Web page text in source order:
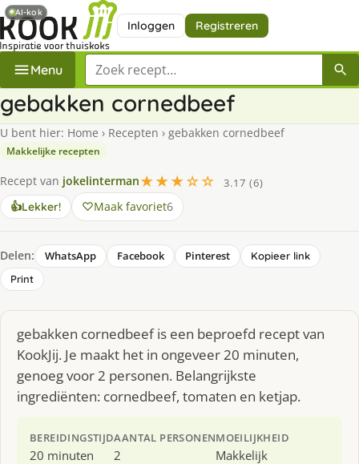
Inloggen Registreren
Menu Zoek een recept
gebakken cornedbeef
U bent hier: Home › Recepten › gebakken cornedbeef
Makkelijke recepten
Recept van jokelinterman★★★☆☆
3.17 (6)
👍Lekker! Maak favoriet6
Delen: WhatsApp Facebook Pinterest
Kopieer link
Print
gebakken cornedbeef is een beproefd recept van
KookJij. Je maakt het in ongeveer 20 minuten,
genoeg voor 2 personen. Belangrijkste
ingrediënten: cornedbeef, tomaten en ketjap.
BEREIDINGSTIJD
20 minuten
AANTAL PERSONEN
2
MOEILIJKHEID
Makkelijk
AI-kok